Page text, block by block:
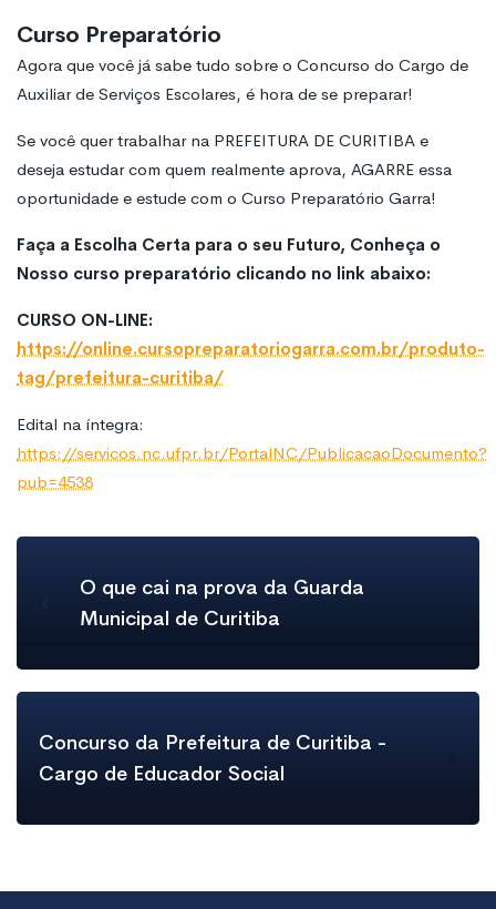
Curso Preparatório
Agora que você já sabe tudo sobre o Concurso do Cargo de
Auxiliar de Serviços Escolares, é hora de se preparar!
Se você quer trabalhar na PREFEITURA DE CURITIBA e
deseja estudar com quem realmente aprova, AGARRE essa
oportunidade e estude com o Curso Preparatório Garra!
Faça a Escolha Certa para o seu Futuro, Conheça o
Nosso curso preparatório clicando no link abaixo:
CURSO ON-LINE:
https://online.cursopreparatoriogarra.com.br/produto-
tag/prefeitura-curitiba/
Edital na íntegra:
https://servicos.nc.ufpr.br/PortalNC/PublicacaoDocumento?
pub=4538
O que cai na prova da Guarda
Municipal de Curitiba
Concurso da Prefeitura de Curitiba -
Cargo de Educador Social